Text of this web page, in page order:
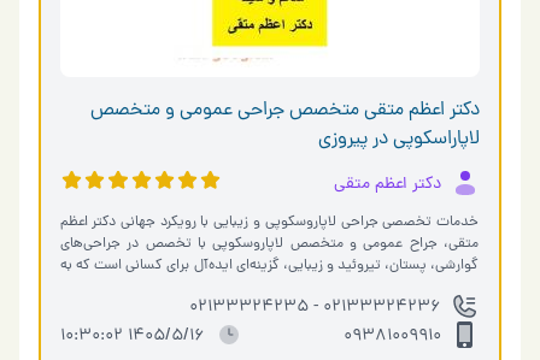
دکتر اعظم متقی متخصص جراحی عمومی و متخصص
لاپاراسکوپی در پیروزی
دکتر اعظم متقی
خدمات تخصصی جراحی لاپاروسکوپی و زیبایی با رویکرد جهانی دکتر اعظم
متقی، جراح عمومی و متخصص لاپاروسکوپی با تخصص در جراحی‌های
گوارشی، پستان، تیروئید و زیبایی، گزینه‌ای ایده‌آل برای کسانی است که به
02133324236 - 02133324235
09381009910
1405/5/16 10:30:02